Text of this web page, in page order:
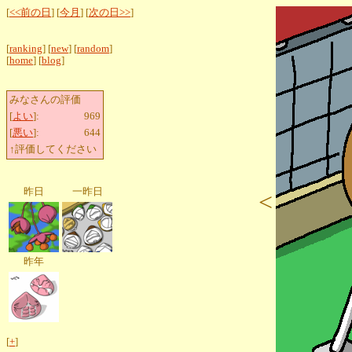
[<<前の日 ] [今月 ] [次の日>>]
[ranking] [new] [random]
[home] [blog]
みなさんの評価
[よい]:
969
[悪い]:
644
↑評価してください
昨日 一昨日
昨年
[+]
<